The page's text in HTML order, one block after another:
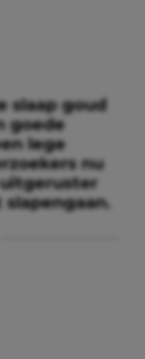
slaap goud
goede
lege
nu